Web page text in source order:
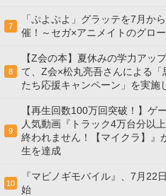
7
「ぷよぷよ」グラッテを7月か
催！～セガ×アニメイトのグロ
8
【Z会の本】夏休みの学力アッ
て、Z会×松丸亮吾さんによる
たち応援キャンペーン」を実施
9
【再生回数100万回突破！】ゲ
人気動画『トラック4万台分以
終われません！【マイクラ】』
生を達成
10
『マビノギモバイル』、7月22
始